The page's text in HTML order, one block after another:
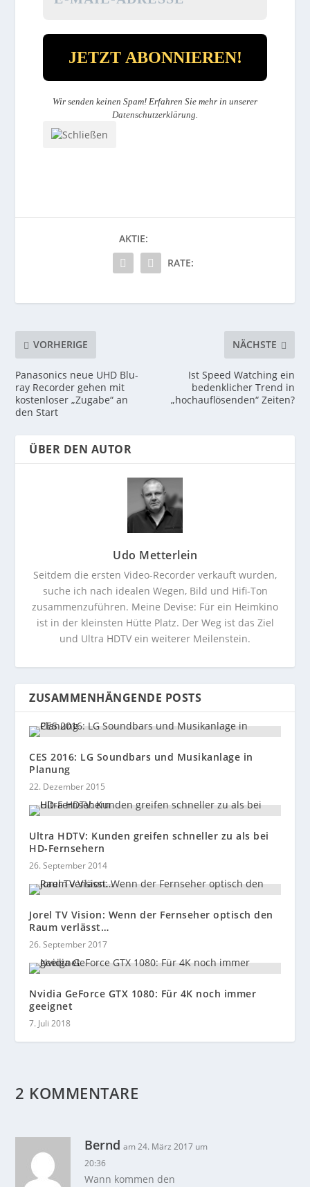
Wir senden keinen Spam! Erfahren Sie mehr in unserer
Datenschutzerklärung
AKTIE:
RATE:
VORHERIGE
Panasonics neue UHD Blu-
ray Recorder gehen mit
kostenloser „Zugabe“ an
den Start
NÄCHSTE
Ist Speed Watching ein
bedenklicher Trend in
„hochauflösenden“ Zeiten?
ÜBER DEN AUTOR
Udo Metterlein
Seitdem die ersten Video-Recorder verkauft wurden,
suche ich nach idealen Wegen, Bild und Hifi-Ton
zusammenzuführen. Meine Devise: Für ein Heimkino
ist in der kleinsten Hütte Platz. Der Weg ist das Ziel
und Ultra HDTV ein weiterer Meilenstein.
ZUSAMMENHÄNGENDE POSTS
CES 2016: LG Soundbars und Musikanlage in
Planung
22. Dezember 2015
Ultra HDTV: Kunden greifen schneller zu als bei
HD-Fernsehern
26. September 2014
Jorel TV Vision: Wenn der Fernseher optisch den
Raum verlässt…
26. September 2017
Nvidia GeForce GTX 1080: Für 4K noch immer
geeignet
7. Juli 2018
2 KOMMENTARE
Bernd am 24. März 2017 um
20:36
Wann kommen den